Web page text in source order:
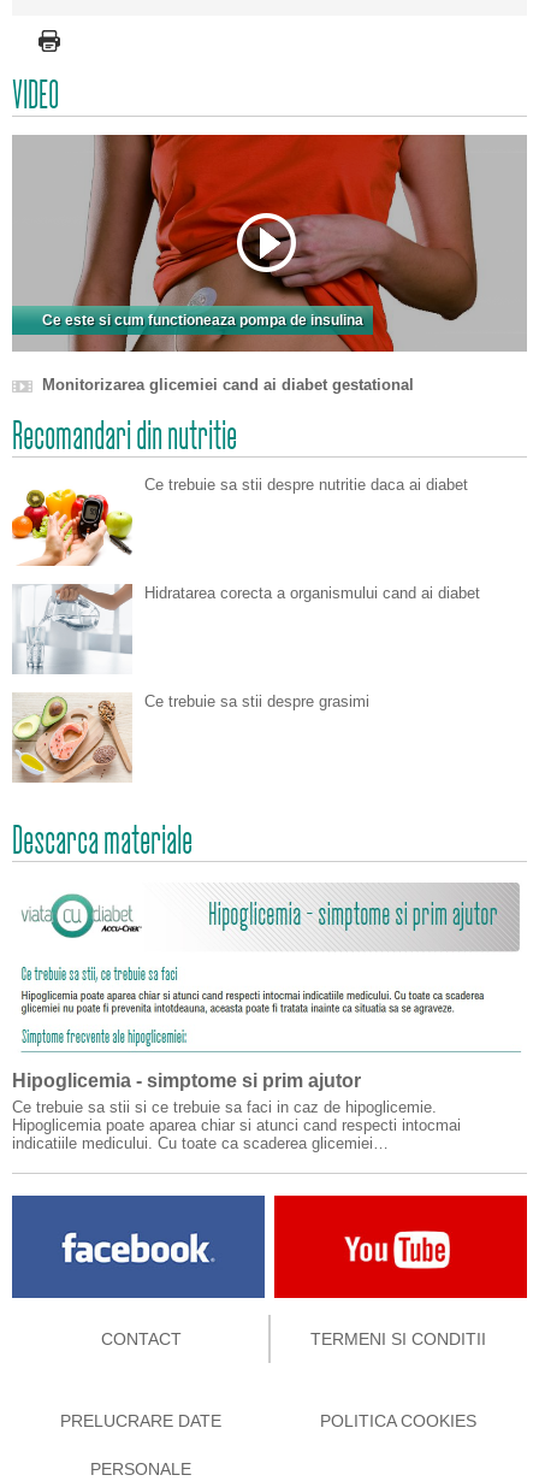
VIDEO
Ce este si cum functioneaza pompa de insulina
Monitorizarea glicemiei cand ai diabet gestational
Recomandari din nutritie
Ce trebuie sa stii despre nutritie daca ai diabet
Hidratarea corecta a organismului cand ai diabet
Ce trebuie sa stii despre grasimi
Descarca materiale
Hipoglicemia - simptome si prim ajutor
Ce trebuie sa stii si ce trebuie sa faci in caz de hipoglicemie.
Hipoglicemia poate aparea chiar si atunci cand respecti intocmai
indicatiile medicului. Cu toate ca scaderea glicemiei…
CONTACT TERMENI SI CONDITII
PRELUCRARE DATE
PERSONALE
POLITICA COOKIES